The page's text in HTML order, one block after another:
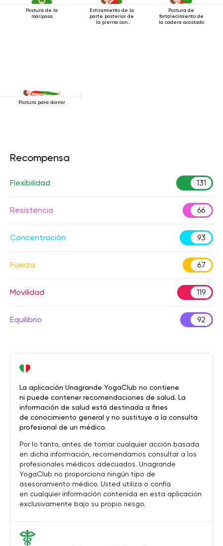
Postura de la
mariposa
Estiramiento de la
parte posterior de
la pierna con
Postura de
fortalecimiento de
la cadera acostado
Postura para dormir
Recompensa
Flexibilidad 131
Resistencia 66
Concentración 93
Fuerza 67
Movilidad 119
Equilibrio 92
La aplicación Unagrande YogaClub no contiene
ni puede contener recomendaciones de salud. La
información de salud está destinada a fines
de conocimiento general y no sustituye a la consulta
profesional de un médico.
Por lo tanto, antes de tomar cualquier acción basada
en dicha información, recomendamos consultar a los
profesionales médicos adecuados. Unagrande
YogaClub no proporciona ningún tipo de
asesoramiento médico. Usted utiliza o confía
en cualquier información contenida en esta aplicación
exclusivamente bajo su propio riesgo.